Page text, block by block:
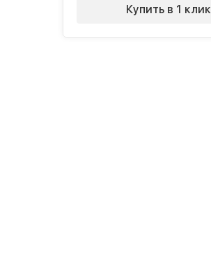
Купить в 1 клик